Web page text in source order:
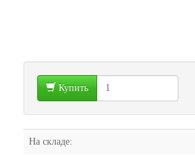
Купить
На складе: